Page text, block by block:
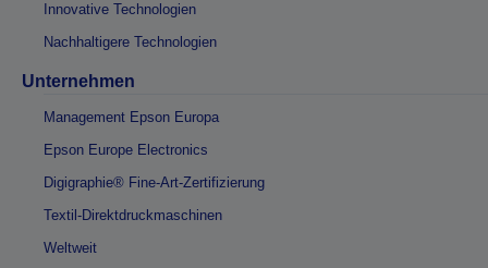
Innovative Technologien
Nachhaltigere Technologien
Unternehmen
Management Epson Europa
Epson Europe Electronics
Digigraphie® Fine-Art-Zertifizierung
Textil-Direktdruckmaschinen
Weltweit